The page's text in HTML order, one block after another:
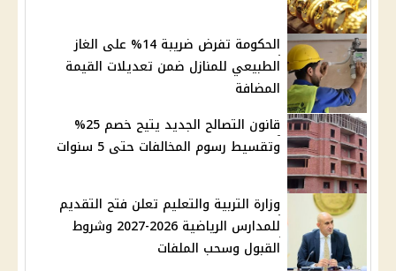
الحكومة تفرض ضريبة 14% على الغاز
الطبيعي للمنازل ضمن تعديلات القيمة
المضافة
قانون التصالح الجديد يتيح خصم 25%
وتقسيط رسوم المخالفات حتى 5 سنوات
وزارة التربية والتعليم تعلن فتح التقديم
للمدارس الرياضية 2026-2027 وشروط
القبول وسحب الملفات